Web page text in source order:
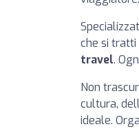
che si tratti
travel.
Non
cultura,
ideale.